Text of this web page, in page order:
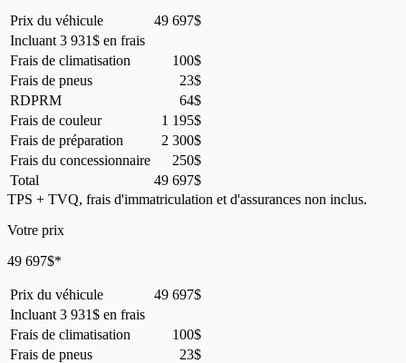
Prix du véhicule 49 697$
Incluant 3 931$ en frais
Frais de climatisation
100$
Frais de pneus
23$
RDPRM
64$
Frais de couleur
1 195$
Frais de préparation
2 300$
Frais du concessionnaire
250$
Total
49 697$
TPS + TVQ, frais d'immatriculation et d'assurances non inclus.
Votre prix
49 697$*
Prix du véhicule 49 697$
Incluant 3 931$ en frais
Frais de climatisation
100$
Frais de pneus
23$